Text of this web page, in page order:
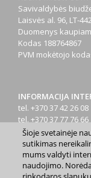
Savivaldybės
Laisvės al. 96, LT-
Duomenys
Kodas 188764867
PVM mokėtojo
INFORMACIJA
tel. +370 37 42 26 08
tel. +370 37 77 76 66
tel. +370 660 07000
el. p.
Šioje svetainėje
sutikimas
mums valdyti
naudojimo.